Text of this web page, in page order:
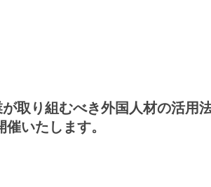
取り組むべき外国人材の活
いたします。